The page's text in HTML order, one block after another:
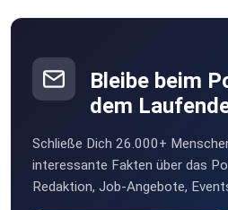
Bleibe beim
dem
Schließe Dich 26.000+
interessante Fakten über das
Redaktion, Job-Angebote,